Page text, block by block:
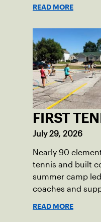
READ MORE
FIRST
July 29, 2026
Nearly 90
tennis and built
summer camp
coaches and
READ MORE